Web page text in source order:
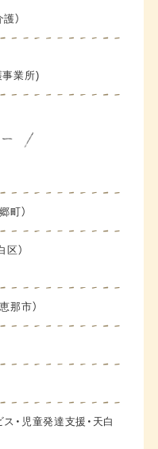
）
業所)
町）
）
那市）
・児童発達支援・天白